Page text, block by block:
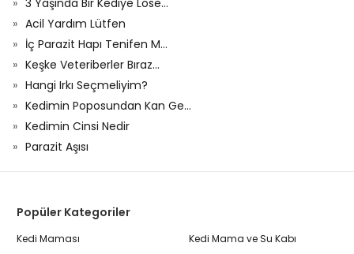
3 Yaşında Bir Kediye Löse...
Acil Yardım Lütfen
İç Parazit Hapı Tenifen M...
Keşke Veteriberler Bıraz...
Hangi Irkı Seçmeliyim?
Kedimin Poposundan Kan Ge...
Kedimin Cinsi Nedir
Parazit Aşısı
Popüler Kategoriler
Kedi Maması
Kedi Mama ve Su Kabı